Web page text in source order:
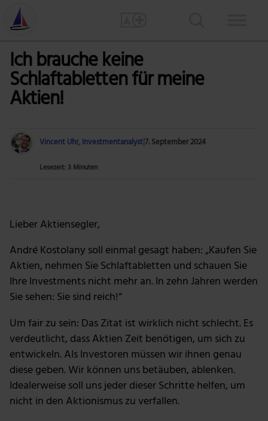
Ich brauche keine
Schlaftabletten für meine
Aktien!
Vincent Uhr, Investmentanalyst7. September 2024
Lesezeit: 3 Minuten
Lieber Aktiensegler,
André Kostolany soll einmal gesagt haben: „Kaufen Sie
Aktien, nehmen Sie Schlaftabletten und schauen Sie
Ihre Investments nicht mehr an. In zehn Jahren werden
Sie sehen: Sie sind reich!“
Um fair zu sein: Das Zitat ist wirklich nicht schlecht. Es
verdeutlicht, dass Aktien Zeit benötigen, um sich zu
entwickeln. Als Investoren müssen wir ihnen genau
diese geben. Wir können uns betäuben, ablenken.
Idealerweise soll uns jeder dieser Schritte helfen, um
nicht in den Aktionismus zu verfallen.